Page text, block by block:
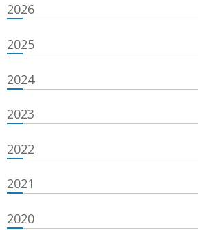
2026
2025
2024
2023
2022
2021
2020